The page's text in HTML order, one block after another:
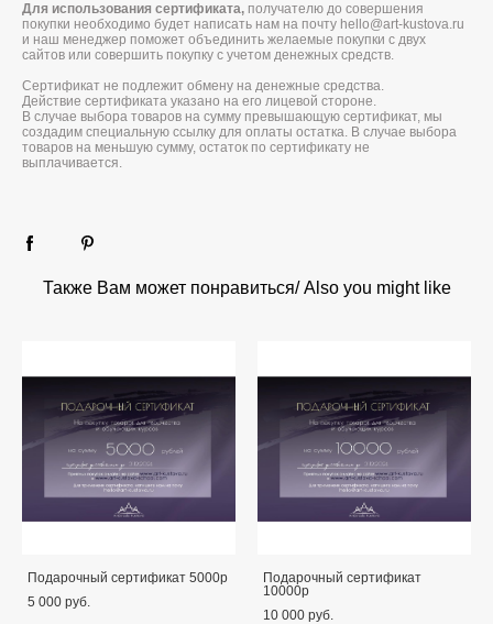
Для использования сертификата, получателю до совершения
покупки необходимо будет написать нам на почту hello@art-kustova.ru
и наш менеджер поможет объединить желаемые покупки с двух
сайтов или совершить покупку с учетом денежных средств.
Сертификат не подлежит обмену на денежные средства.
Действие сертификата указано на его лицевой стороне.
В случае выбора товаров на сумму превышающую сертификат, мы
создадим специальную ссылку для оплаты остатка. В случае выбора
товаров на меньшую сумму, остаток по сертификату не
выплачивается.
Также Вам может понравиться/ Also you might like
Подарочный сертификат 5000р
5 000 pуб.
Подарочный сертификат
10000р
10 000 pуб.